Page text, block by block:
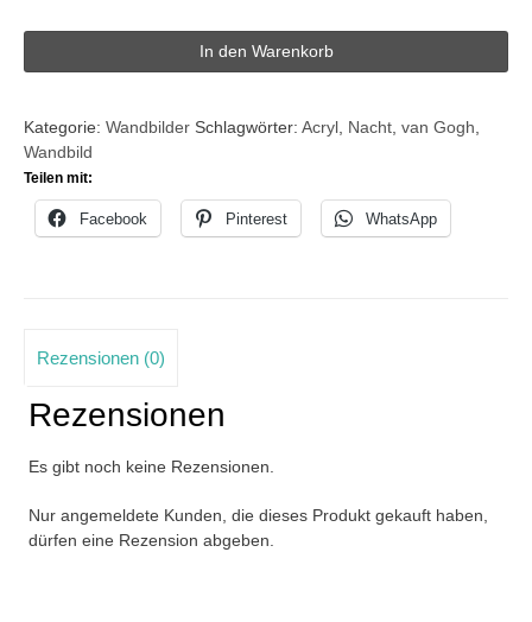
nach
van
Gogh,
cm,
In den Warenkorb
Kategorie: Wandbilder Schlagwörter: Acryl, Nacht, van Gogh,
Wandbild
Teilen mit:
Facebook Pinterest WhatsApp
Rezensionen (0)
Rezensionen
Es gibt noch keine Rezensionen.
Nur angemeldete Kunden, die dieses Produkt gekauft haben,
dürfen eine Rezension abgeben.